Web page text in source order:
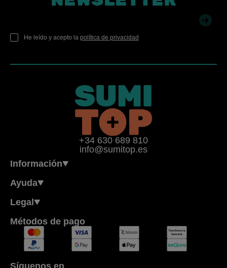
He leído y acepto la política de privacidad
+34 630 689 810
info@sumitop.es
Información
Ayuda
Legal
Métodos de pago